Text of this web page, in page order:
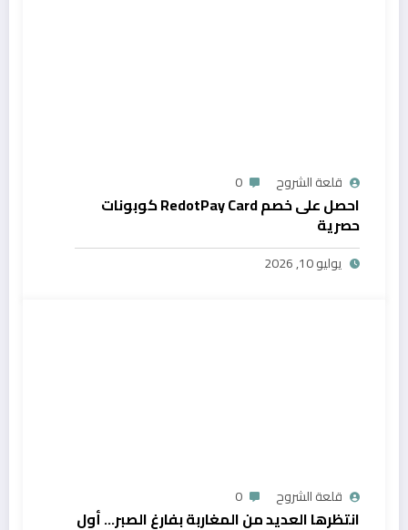
قلعة الشروح 0
احصل على خصم RedotPay Card كوبونات
حصرية
يوليو 10, 2026
قلعة الشروح 0
انتظرها العديد من المغاربة بفارغ الصبر… أول